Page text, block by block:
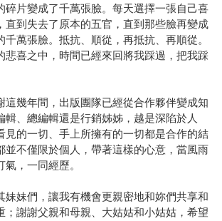
碎片變成了千萬張臉。每天選擇一張自己喜
直到失去了原本的五官，直到那些臉再變成
千萬張臉。抵抗、順從，再抵抗、再順從。
悲喜之中，時間已經來回將我踩過，把我踩
這幾年間，出版團隊已經從合作夥伴變成知
輯、總編輯還是行銷姊姊，越是深陷於人
見的一切、手上所擁有的一切都是合作的結
並不僅限於個人，帶著這樣的心意，當風雨
，一同經歷。
妹妹們，讓我有機會更親密地和妳們共享和
；謝謝父親和母親、大姑姑和小姑姑，希望